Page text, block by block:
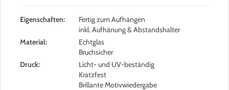
Eigenschaften:
Fertig zum Aufhängen
inkl. Aufhänung & Abstandshalter
Material:
Echtglas
Bruchsicher
Druck:
Licht- und UV-beständig
Kratzfest
Brillante Motivwiedergabe